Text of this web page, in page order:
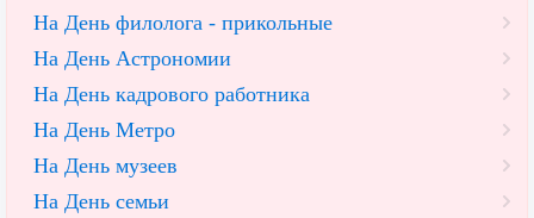
На День филолога - прикольные
На День Астрономии
На День кадрового работника
На День Метро
На День музеев
На День семьи